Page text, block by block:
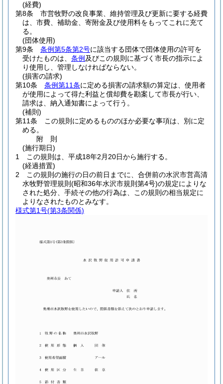
(経費)
第8条
市営牧野の改良事業、維持管理及び更新に要する経費
は、市費、補助金、寄附金及び使用料をもってこれに充て
る。
(団体使用)
第9条
条例第5条第2号に該当する団体で団体使用の許可を
受けたものは、 条例 及びこの規則に基づく市長の指示によ
り使用し、管理しなければならない。
(損害の請求)
第10条
条例第11条に定める損害の請求額の算定は、使用者
が使用によって得た利益と償却費を勘案して市長が行い、
請求は、納入通知書によって行う。
(補則)
第11条
この規則に定めるもののほか必要な事項は、別に定
める。
附 則
(施行期日)
1
この規則は、平成18年2月20日から施行する。
(経過措置)
2
この規則の施行の日の前日までに、合併前の水沢市営高清
水牧野管理規則 (昭和36年水沢市規則第4号)の規定によりな
された処分、手続その他の行為は、この規則の相当規定に
よりなされたものとみなす。
様式第1号(第3条関係)